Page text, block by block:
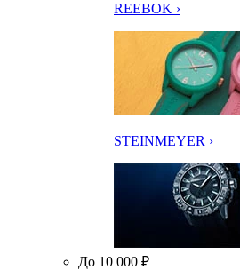
REEBOK ›
STEINMEYER ›
До 10 000 ₽